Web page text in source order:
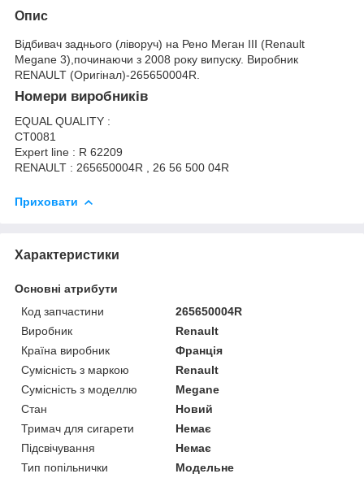
Опис
Відбивач заднього (ліворуч) на Рено Меган III (Renault
Megane 3),починаючи з 2008 року випуску. Виробник
RENAULT (Оригінал)-265650004R.
Номери виробників
EQUAL QUALITY :
CT0081
Expert line : R 62209
RENAULT : 265650004R , 26 56 500 04R
Приховати
Характеристики
Основні атрибути
Код запчастини
265650004R
Виробник
Renault
Країна виробник
Франція
Сумісність з маркою
Renault
Сумісність з моделлю
Megane
Стан
Новий
Тримач для сигарети
Немає
Підсвічування
Немає
Тип попільнички
Модельне